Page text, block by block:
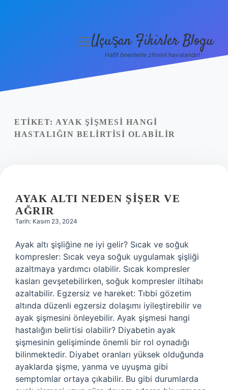
Yasal Uyarı
menüyü
Uçuşan Fikirler Blogu
Hafif önerilerle zihnini havalandır!
ETIKET: AYAK ŞIŞMESI HANGI
HASTALIĞIN BELIRTISI OLABILIR
AYAK ALTI NEDEN ŞIŞER VE
AĞRIR
Tarih: Kasım 23, 2024
Ayak altı şişliğine ne iyi gelir? Sıcak ve soğuk
kompresler: Sıcak veya soğuk uygulamak şişliği
azaltmaya yardımcı olabilir. Sıcak kompresler
kasları gevşetebilirken, soğuk kompresler iltihabı
azaltabilir. Egzersiz ve hareket: Tıbbi gözetim
altında düzenli egzersiz dolaşımı iyileştirebilir ve
ayak şişmesini önleyebilir. Ayak şişmesi hangi
hastalığın belirtisi olabilir? Diyabetin ayak
şişmesinin gelişiminde önemli bir rol oynadığı
bilinmektedir. Diyabet oranları yüksek olduğunda
ayaklarda şişme, yanma ve uyuşma gibi
semptomlar ortaya çıkabilir. Bu gibi durumlarda